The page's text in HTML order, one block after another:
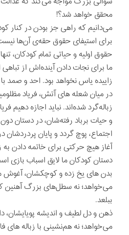
محقق خواهد شد؟!
می‌دانیم که راهی جز بودن در کنار
برای استیفای حقوق حقه‌ی آن‌ها
حقوق اولیه و حیاتی تمام کودکان،
ما برای نجات دادن آینده‌اش از
زاییده یاس نخواهد بود. احد و
در میان شعله های آتش، فریاد
زباله‌گرد شده‌اند. نباید اجازه دهیم
و حیات برباد رفته‌شان، در دستان
اجتماع، پوچ گردد و پایان پردردشان
آغاز هیچ حرکتی برای خاتمه دادن به
دستان کودکان ما لایق اسباب بازی
بدن های یخ زده و کوچکشان، آغوش
می‌خواهد؛ نه سطل‌های بزرگ آهنین
ببلعد.
ذهن و دل لطیف و اندیشه
می‌خواهد؛ نه هم‌نشینی با زباله های